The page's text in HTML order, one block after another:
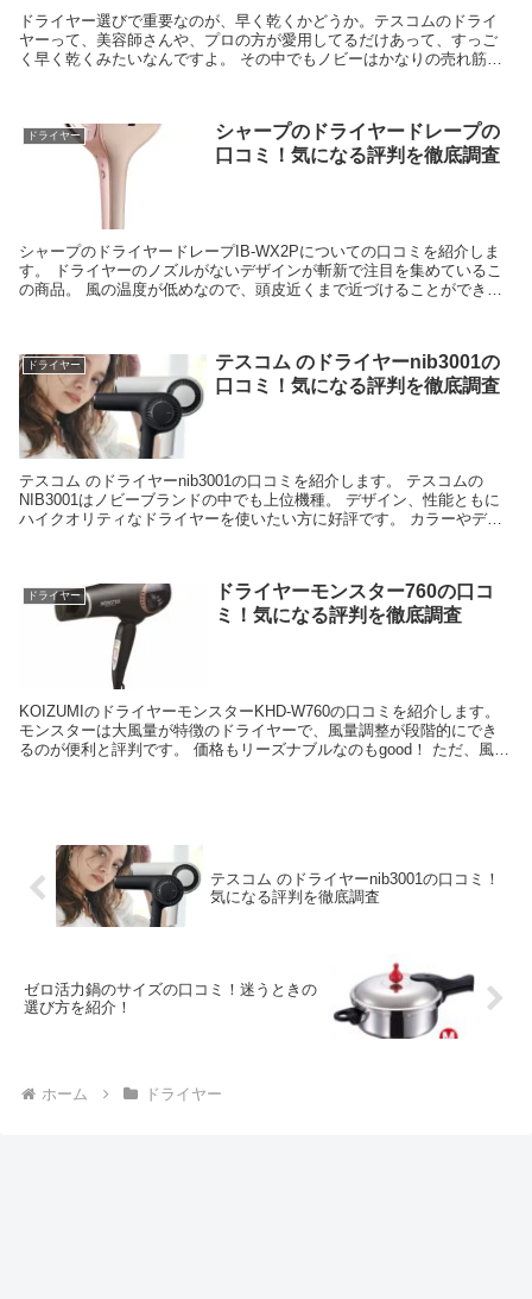
ドライヤー選びで重要なのが、早く乾くかどうか。テスコムのドライ
ヤーって、美容師さんや、プロの方が愛用してるだけあって、すっご
く早く乾くみたいなんですよ。 その中でもノビーはかなりの売れ筋な
ドライヤー
シャープのドライヤードレープの
口コミ！気になる評判を徹底調査
シャープのドライヤードレープIB-WX2Pについての口コミを紹介しま
す。 ドライヤーのノズルがないデザインが斬新で注目を集めているこ
の商品。 風の温度が低めなので、頭皮近くまで近づけることができて
ドライヤー
テスコム のドライヤーnib3001の
口コミ！気になる評判を徹底調査
テスコム のドライヤーnib3001の口コミを紹介します。 テスコムの
NIB3001はノビーブランドの中でも上位機種。 デザイン、性能ともに
ハイクオリティなドライヤーを使いたい方に好評です。 カラーやデザ
ドライヤー
ドライヤーモンスター760の口コ
ミ！気になる評判を徹底調査
KOIZUMIのドライヤーモンスターKHD-W760の口コミを紹介します。
モンスターは大風量が特徴のドライヤーで、風量調整が段階的にでき
るのが便利と評判です。 価格もリーズナブルなのもgood！ ただ、風量
テスコム のドライヤーnib3001の口コミ！
気になる評判を徹底調査
ゼロ活力鍋のサイズの口コミ！迷うときの
選び方を紹介！
ホーム ドライヤー